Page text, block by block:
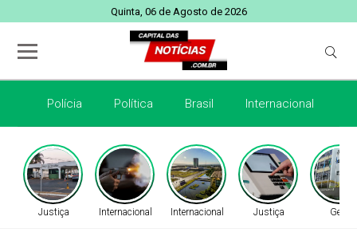
Quinta, 06 de Agosto de 2026
Polícia Política Brasil Internacional
Justiça Internacional Internacional Justiça Geral